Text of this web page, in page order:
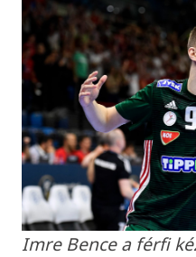
Imre Bence a férfi